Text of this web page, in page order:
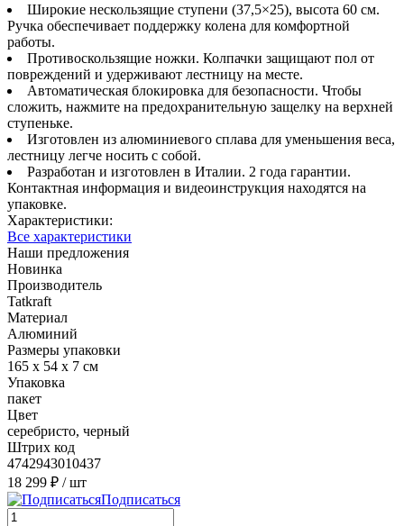
Широкие нескользящие ступени (37,5×25), высота 60 см.
Ручка обеспечивает поддержку колена для комфортной
работы.
Противоскользящие ножки. Колпачки защищают пол от
повреждений и удерживают лестницу на месте.
Автоматическая блокировка для безопасности. Чтобы
сложить, нажмите на предохранительную защелку на верхней
ступеньке.
Изготовлен из алюминиевого сплава для уменьшения веса,
лестницу легче носить с собой.
Разработан и изготовлен в Италии. 2 года гарантии.
Контактная информация и видеоинструкция находятся на
упаковке.
Характеристики:
Все характеристики
Наши предложения
Новинка
Производитель
Tatkraft
Материал
Алюминий
Размеры упаковки
165 х 54 х 7 см
Упаковка
пакет
Цвет
серебристо, черный
Штрих код
4742943010437
18 299 ₽ / шт
Подписаться